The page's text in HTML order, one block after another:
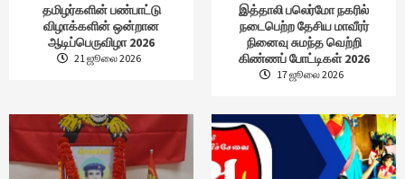
தமிழர்களின் பண்பாட்டு
விழாக்களின் ஒன்றான
ஆடிப்பெருவிழா 2026
21 ஜூலை 2026
இத்தாலி பலெர்மோ நகரில்
நடைபெற்ற தேசிய மாவீரர்
நினைவு சுமந்த வெற்றி
கிண்ணப் போட்டிகள் 2026
17 ஜூலை 2026